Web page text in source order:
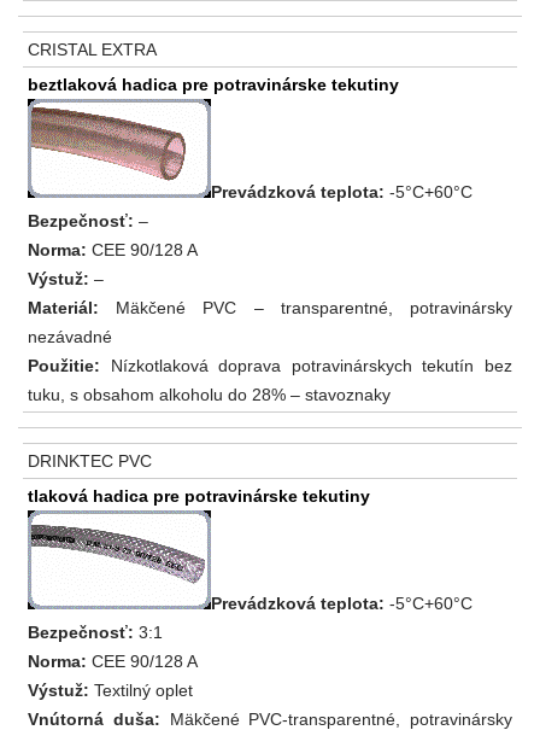
CRISTAL EXTRA
beztlaková hadica pre potravinárske tekutiny
Prevádzková teplota: -5°C+60°C
Bezpečnosť: –
Norma: CEE 90/128 A
Výstuž: –
Materiál: Mäkčené PVC – transparentné, potravinársky
nezávadné
Použitie: Nízkotlaková doprava potravinárskych tekutín bez
tuku, s obsahom alkoholu do 28% – stavoznaky
DRINKTEC PVC
tlaková hadica pre potravinárske tekutiny
Prevádzková teplota: -5°C+60°C
Bezpečnosť: 3:1
Norma: CEE 90/128 A
Výstuž: Textilný oplet
Vnútorná duša: Mäkčené PVC-transparentné, potravinársky